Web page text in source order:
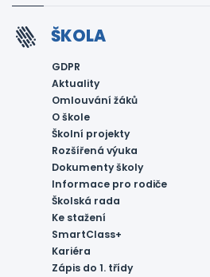
ŠKOLA
GDPR
Aktuality
Omlouvání žáků
O škole
Školní projekty
Rozšířená výuka
Dokumenty školy
Informace pro rodiče
Školská rada
Ke stažení
SmartClass+
Kariéra
Zápis do 1. třídy